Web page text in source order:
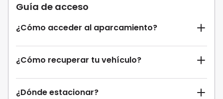
Guía de acceso
¿Cómo acceder al aparcamiento?
¿Cómo recuperar tu vehículo?
¿Dónde estacionar?